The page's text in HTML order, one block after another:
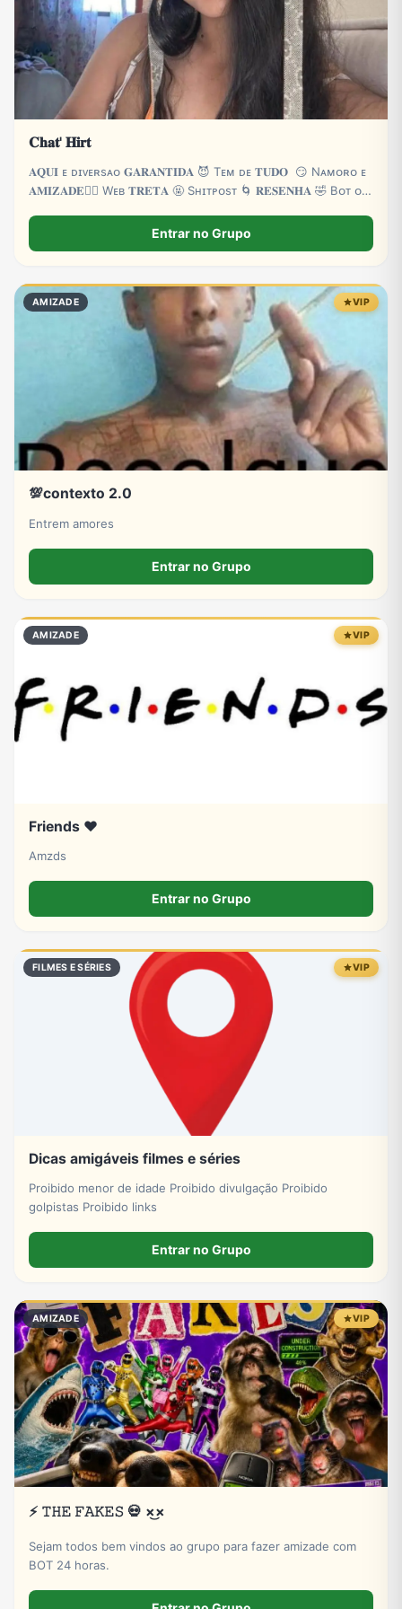
𝐂𝐡𝐚𝐭' 𝐇𝐢𝐫𝐭
𝐀𝐐𝐔𝐈 ᴇ‌ ᴅɪᴠᴇʀsᴀ‌ᴏ 𝐆𝐀𝐑𝐀𝐍𝐓𝐈𝐃𝐀 😈 Tᴇᴍ ᴅᴇ 𝐓𝐔𝐃𝐎 😏 Nᴀᴍᴏʀᴏ ᴇ
𝐀𝐌𝐈𝐙𝐀𝐃𝐄❤️‍🔥 Wᴇʙ 𝐓𝐑𝐄𝐓𝐀 🤬 Sʜɪᴛᴘᴏsᴛ 🌀 𝐑𝐄𝐒𝐄𝐍𝐇𝐀 🤣 Bᴏᴛ ᴏɴ
Entrar no Grupo
AMIZADE VIP
💯contexto 2.0
Entrem amores
Entrar no Grupo
AMIZADE VIP
Friends ❤️
Amzds
Entrar no Grupo
FILMES E SÉRIES VIP
Dicas amigáveis filmes e séries
Proibido menor de idade Proibido divulgação Proibido
golpistas Proibido links
Entrar no Grupo
AMIZADE VIP
⚡ 𝚃𝙷𝙴 𝙵𝙰𝙺𝙴𝚂 💀 ×͜×
Sejam todos bem vindos ao grupo para fazer amizade com
BOT 24 horas.